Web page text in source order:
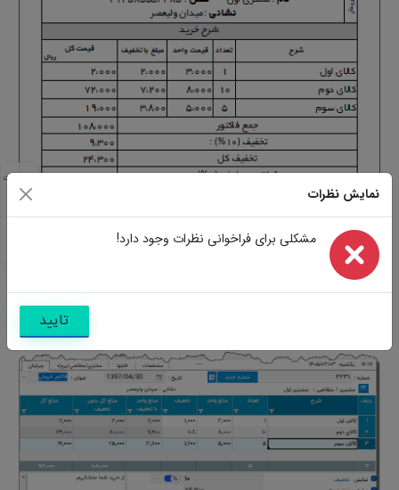
مشخصات
مشابه
نمایش نظرات
مشکلی برای فراخوانی نظرات وجود دارد!
تایید